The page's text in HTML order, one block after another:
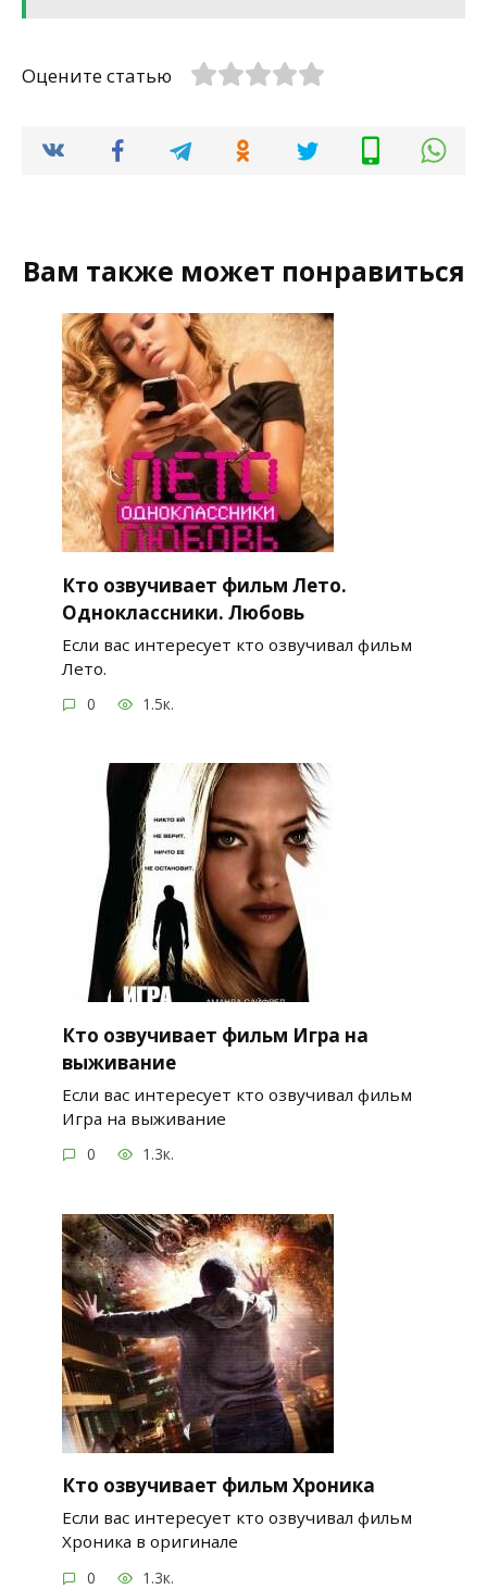
Оцените статью
Вам также может понравиться
Кто озвучивает фильм Лето.
Одноклассники. Любовь
Если вас интересует кто озвучивал фильм
Лето.
0 1.5к.
Кто озвучивает фильм Игра на
выживание
Если вас интересует кто озвучивал фильм
Игра на выживание
0 1.3к.
Кто озвучивает фильм Хроника
Если вас интересует кто озвучивал фильм
Хроника в оригинале
0 1.3к.